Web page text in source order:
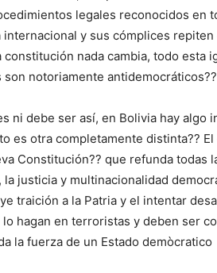
legales reconocidos en
internacional y sus cómplices
constitución nada cambia, todo esta
notoriamente antidemocráticos??
ni debe ser así, en Bolivia hay
es otra completamente distinta??
Constitución?? que refunda todas
la justicia y multinacionalidad
traición a la Patria y el intentar
hagan en terroristas y deben ser
la fuerza de un Estado demòcratico